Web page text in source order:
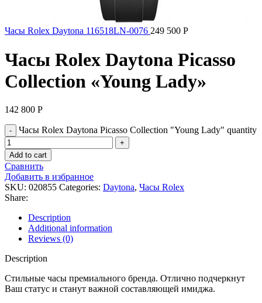
Часы Rolex Daytona 116518LN-0076 249 500 Р
Часы Rolex Daytona Picasso
Collection «Young Lady»
142 800 Р
Часы Rolex Daytona Picasso Collection "Young Lady" quantity
Add to cart
Сравнить
Добавить в избранное
SKU: 020855 Categories: Daytona, Часы Rolex
Share:
Description
Additional information
Reviews (0)
Description
Стильные часы премиального бренда. Отлично подчеркнут
Ваш статус и станут важной составляющей имиджа.